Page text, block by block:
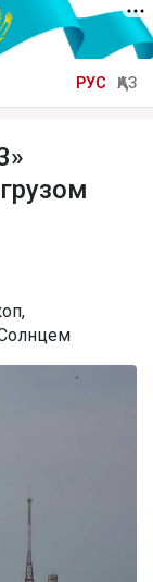
РУС ҚАЗ